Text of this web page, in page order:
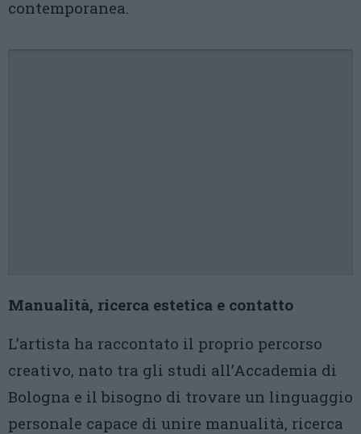
contemporanea.
Manualità, ricerca estetica e contatto
L’artista ha raccontato il proprio percorso
creativo, nato tra gli studi all’Accademia di
Bologna e il bisogno di trovare un linguaggio
personale capace di unire manualità, ricerca